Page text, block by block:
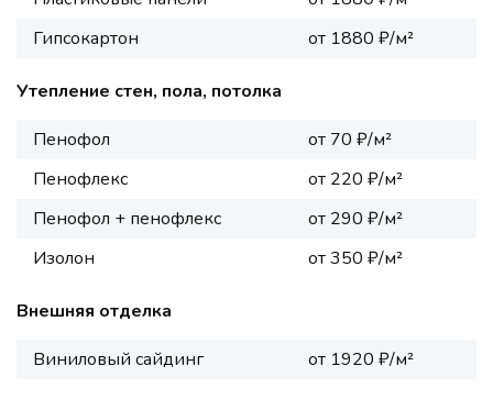
Гипсокартон
от 1880 ₽/м²
Утепление стен, пола, потолка
Пенофол
от 70 ₽/м²
Пенофлекс
от 220 ₽/м²
Пенофол + пенофлекс
от 290 ₽/м²
Изолон
от 350 ₽/м²
Внешняя отделка
Виниловый сайдинг
от 1920 ₽/м²